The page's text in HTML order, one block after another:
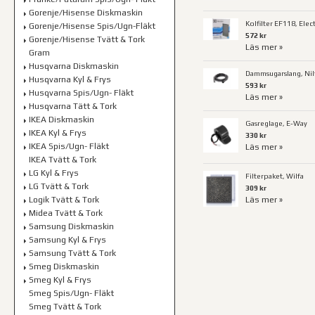
Gorenje/Hisense Diskmaskin
Gorenje/Hisense Spis/Ugn-Fläkt
Gorenje/Hisense Tvätt & Tork
Gram
Husqvarna Diskmaskin
Husqvarna Kyl & Frys
Husqvarna Spis/Ugn- Fläkt
Husqvarna Tätt & Tork
IKEA Diskmaskin
IKEA Kyl & Frys
IKEA Spis/Ugn- Fläkt
IKEA Tvätt & Tork
LG Kyl & Frys
LG Tvätt & Tork
Logik Tvätt & Tork
Midea Tvätt & Tork
Samsung Diskmaskin
Samsung Kyl & Frys
Samsung Tvätt & Tork
Smeg Diskmaskin
Smeg Kyl & Frys
Smeg Spis/Ugn- Fläkt
Smeg Tvätt & Tork
Kolfilter EF118,
572 kr
Läs mer »
Dammsugarslang,
593 kr
Läs mer »
Gasreglage, E-Way
330 kr
Läs mer »
Filterpaket, Wilfa
309 kr
Läs mer »